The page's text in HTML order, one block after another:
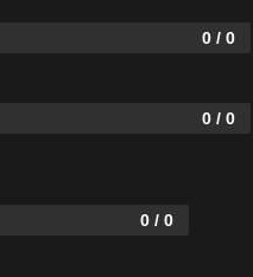
0 / 0
0 / 0
0 / 0